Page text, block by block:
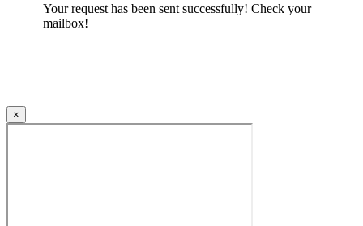
Your request has been sent successfully! Check your
mailbox!
×